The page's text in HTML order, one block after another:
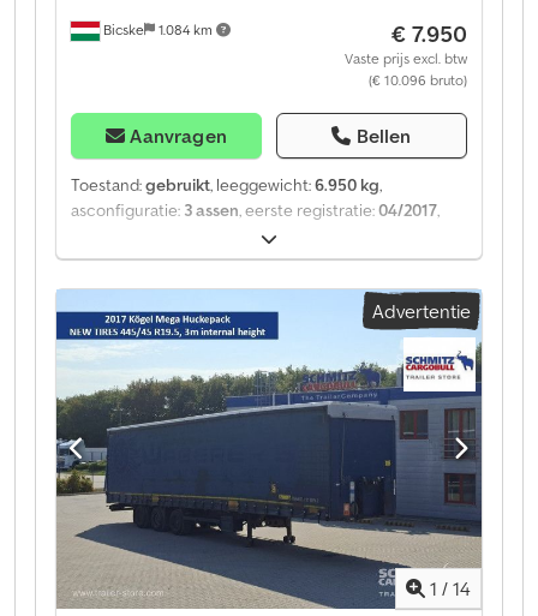
Bicske 1.084 km € 7.950
Vaste prijs excl. btw
(€ 10.096 bruto)
Aanvragen Bellen
Toestand:gebruikt, leeggewicht:6.950 kg,
asconfiguratie: 3 assen, eerste registratie:04/2017,
, soort overbrenging:
Leeggewicht: 6950 kg. Op onze website vindt u een
overzicht van alle beschikbare voertuigen. Heeft u
financiering nodig? Wij bieden individuele
financieringsoplossingen, uitgebreide
servicecontracten en telematicadiensten. Wij
adviseren u graag persoonlijk. Dcedpfx Ajztgzxsm Hek
Advertentie
1 / 14